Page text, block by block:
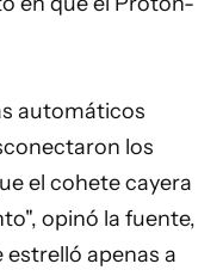
automáticos
los
el cohete cayera
opinó la fuente,
apenas a